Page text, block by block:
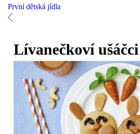
První dětská jídla
Lívanečkoví ušáčci